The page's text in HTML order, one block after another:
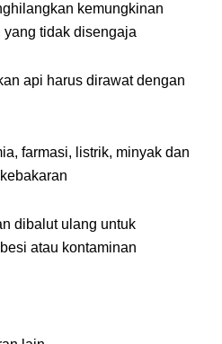
kemungkinan
yang tidak disengaja
api harus dirawat dengan
farmasi, listrik, minyak dan
dibalut ulang untuk
atau kontaminan